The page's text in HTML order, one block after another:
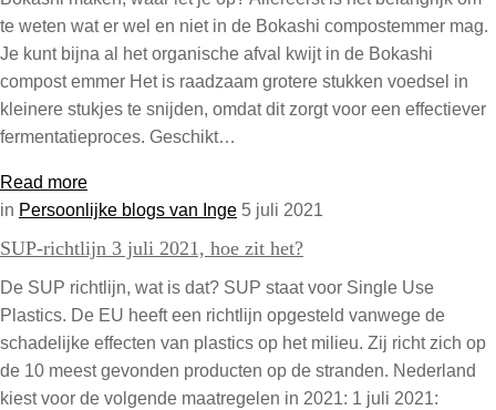
te weten wat er wel en niet in de Bokashi compostemmer mag.
Je kunt bijna al het organische afval kwijt in de Bokashi
compost emmer Het is raadzaam grotere stukken voedsel in
kleinere stukjes te snijden, omdat dit zorgt voor een effectiever
fermentatieproces. Geschikt…
Read more
in Persoonlijke blogs van Inge 5 juli 2021
SUP-richtlijn 3 juli 2021, hoe zit het?
De SUP richtlijn, wat is dat? SUP staat voor Single Use
Plastics. De EU heeft een richtlijn opgesteld vanwege de
schadelijke effecten van plastics op het milieu. Zij richt zich op
de 10 meest gevonden producten op de stranden. Nederland
kiest voor de volgende maatregelen in 2021: 1 juli 2021: